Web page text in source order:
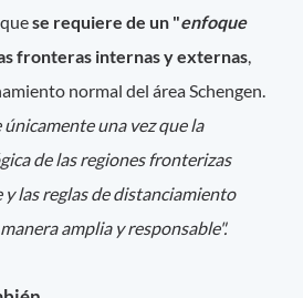
quese requiere de un "enfoque
fronteras internas y externas,
normal del área Schengen.
una vez que la
de las regiones fronterizas
las reglas de distanciamiento
amplia y responsable".